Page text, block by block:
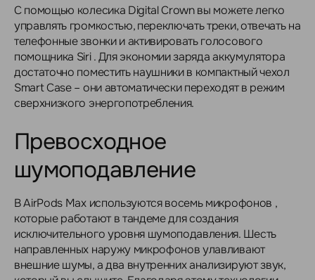
С помощью колесика Digital Crown вы можете легко
управлять громкостью, переключать треки, отвечать на
телефонные звонки и активировать голосового
помощника Siri . Для экономии заряда аккумулятора
достаточно поместить наушники в компактный чехол
Smart Case – они автоматически переходят в режим
сверхнизкого энергопотребления.
Превосходное
шумоподавление
В AirPods Max используются восемь микрофонов ,
которые работают в тандеме для создания
исключительного уровня шумоподавления. Шесть
направленных наружу микрофонов улавливают
внешние шумы, а два внутренних анализируют звук,